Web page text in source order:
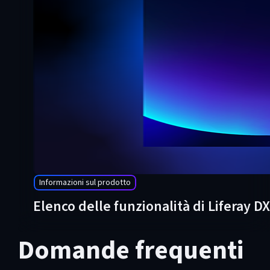
Informazioni sul prodotto
Elenco delle funzionalità di Liferay
Domande frequenti